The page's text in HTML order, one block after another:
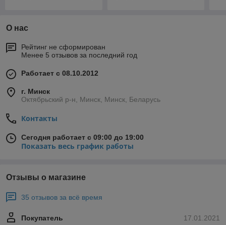
О нас
Рейтинг не сформирован
Менее 5 отзывов за последний год
Работает с 08.10.2012
г. Минск
Октябрьский р-н, Минск, Минск, Беларусь
Контакты
Сегодня работает с 09:00 до 19:00
Показать весь график работы
Отзывы о магазине
35 отзывов за всё время
17.01.2021
Покупатель